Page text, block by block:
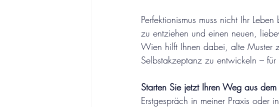
Perfektionismus muss nicht Ihr
zu entziehen und einen neuen,
Wien hilft Ihnen dabei, alte Muster
Selbstakzeptanz zu entwickeln – für
Starten Sie jetzt Ihren Weg aus dem
Erstgespräch in meiner Praxis oder